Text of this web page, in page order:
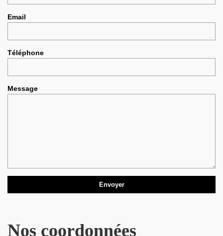
Email
Téléphone
Message
Nos coordonnées